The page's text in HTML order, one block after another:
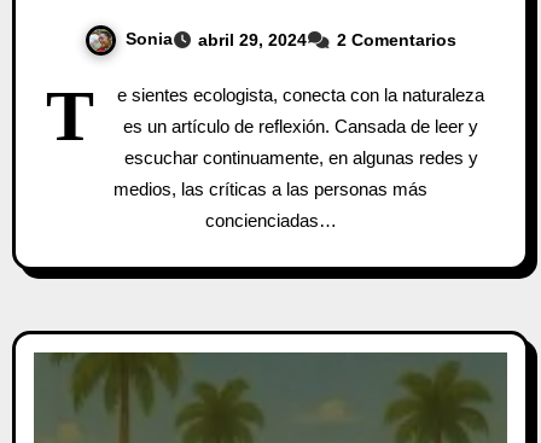
Sonia abril 29, 2024 2 Comentarios
T
e sientes ecologista, conecta con la naturaleza
es un artículo de reflexión. Cansada de leer y
escuchar continuamente, en algunas redes y
medios, las críticas a las personas más
concienciadas…